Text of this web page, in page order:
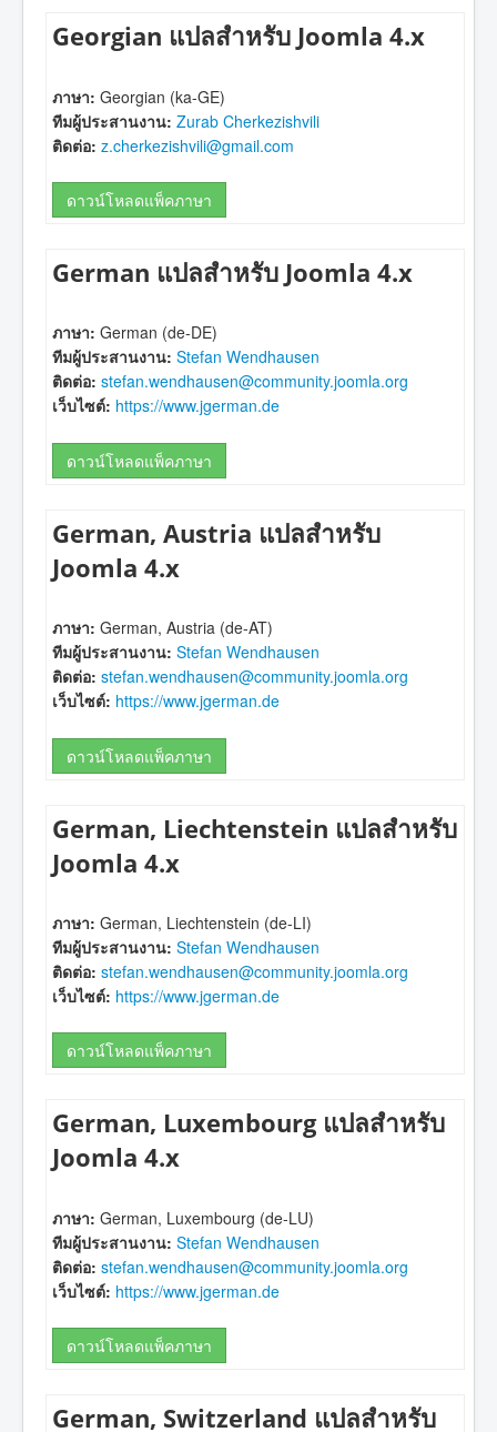
Georgian แปลสำหรับ Joomla 4.x
ภาษา: Georgian (ka-GE)
ทีมผู้ประสานงาน: Zurab Cherkezishvili
ติดต่อ: z.cherkezishvili@gmail.com
ดาวน์โหลดแพ็คภาษา
German แปลสำหรับ Joomla 4.x
ภาษา: German (de-DE)
ทีมผู้ประสานงาน: Stefan Wendhausen
ติดต่อ: stefan.wendhausen@community.joomla.org
เว็บไซต์: https://www.jgerman.de
ดาวน์โหลดแพ็คภาษา
German, Austria แปลสำหรับ
Joomla 4.x
ภาษา: German, Austria (de-AT)
ทีมผู้ประสานงาน: Stefan Wendhausen
ติดต่อ: stefan.wendhausen@community.joomla.org
เว็บไซต์: https://www.jgerman.de
ดาวน์โหลดแพ็คภาษา
German, Liechtenstein แปลสำหรับ
Joomla 4.x
ภาษา: German, Liechtenstein (de-LI)
ทีมผู้ประสานงาน: Stefan Wendhausen
ติดต่อ: stefan.wendhausen@community.joomla.org
เว็บไซต์: https://www.jgerman.de
ดาวน์โหลดแพ็คภาษา
German, Luxembourg แปลสำหรับ
Joomla 4.x
ภาษา: German, Luxembourg (de-LU)
ทีมผู้ประสานงาน: Stefan Wendhausen
ติดต่อ: stefan.wendhausen@community.joomla.org
เว็บไซต์: https://www.jgerman.de
ดาวน์โหลดแพ็คภาษา
German, Switzerland แปลสำหรับ